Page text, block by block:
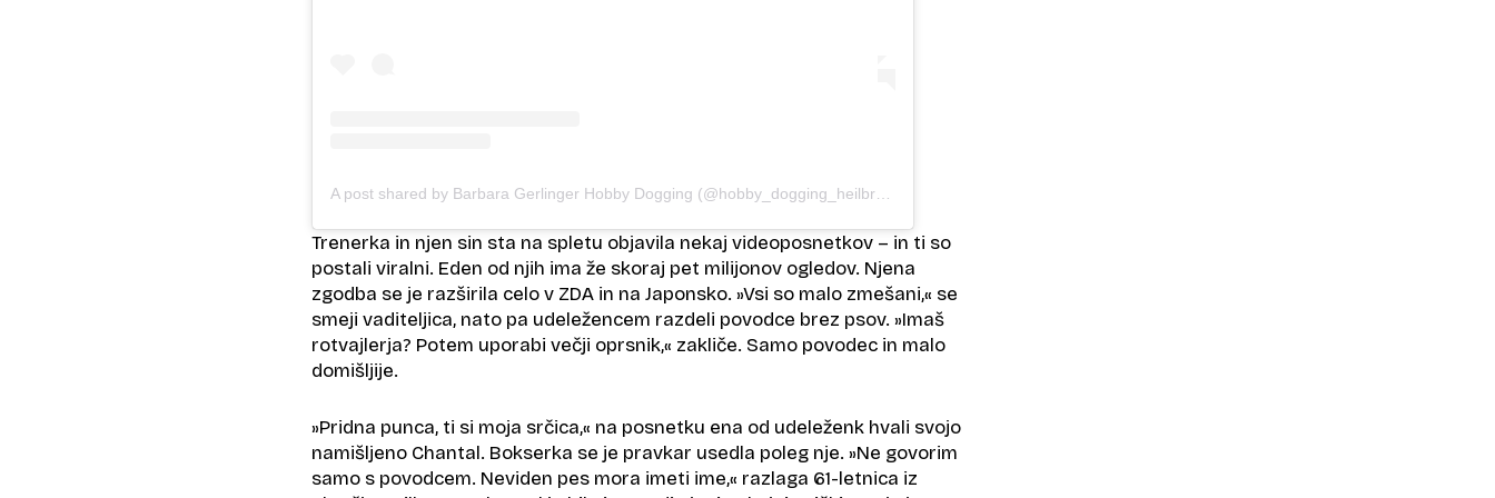
A post shared by Barbara Gerlinger Hobby Dogging (@hobby_dogging_heilbronn)
Trenerka in njen sin sta na spletu objavila nekaj videoposnetkov – in ti so
postali viralni. Eden od njih ima že skoraj pet milijonov ogledov. Njena
zgodba se je razširila celo v ZDA in na Japonsko. »Vsi so malo zmešani,« se
smeji vaditeljica, nato pa udeležencem razdeli povodce brez psov. »Imaš
rotvajlerja? Potem uporabi večji oprsnik,« zakliče. Samo povodec in malo
domišljije.
»Pridna punca, ti si moja srčica,« na posnetku ena od udeleženk hvali svojo
namišljeno Chantal. Bokserka se je pravkar usedla poleg nje. »Ne govorim
samo s povodcem. Neviden pes mora imeti ime,« razlaga 61-letnica iz